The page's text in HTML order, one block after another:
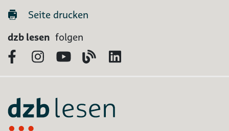
Seite drucken
dzb lesen folgen
FacebookInstagram
YouTubeBlog